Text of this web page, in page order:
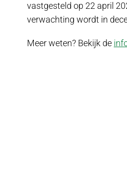
vastgesteld op 22 april
verwachting wordt in
Meer weten? Bekijk de